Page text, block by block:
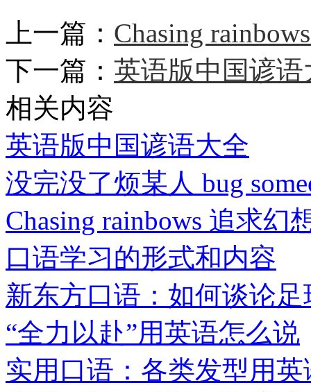
上一篇： Chasing
下一篇： 英语版中国谚语
相关内容
英语版中国谚语大全
没完没了烦某人 bug
Chasing rainbows 追求幻
口语学习的形式和内容
新东方口语：如何谈论足
“全力以赴”用英语怎么说
实用口语：各类发型用